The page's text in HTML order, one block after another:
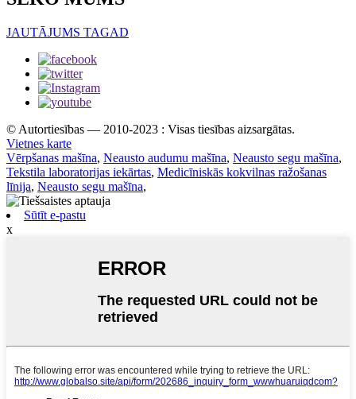
JAUTĀJUMS TAGAD
© Autortiesības — 2010-2023 : Visas tiesības aizsargātas.
Vietnes karte
Vērpšanas mašīna, Neausto audumu mašīna, Neausto segu mašīna,
Tekstila laboratorijas iekārtas, Medicīniskās kokvilnas ražošanas
līnija, Neausto segu mašīna,
Sūtīt e-pastu
x